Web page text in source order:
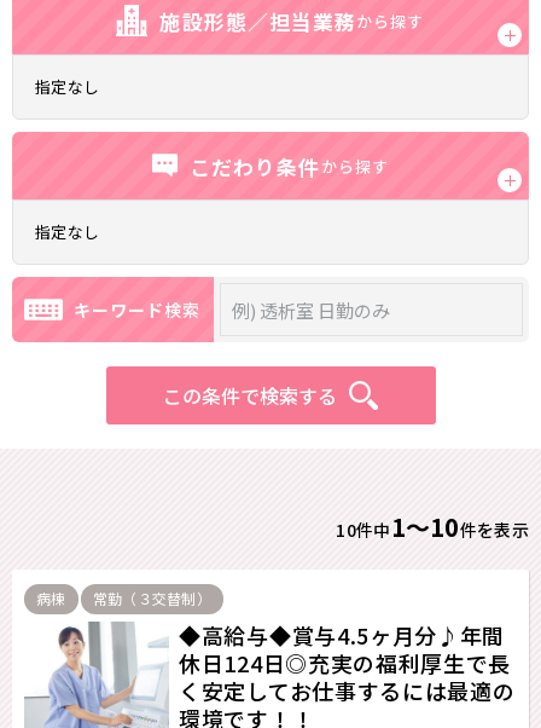
施設形態／担当業務から探す
指定なし
こだわり条件から探す
指定なし
キーワード検索
この条件で検索する
10件中 1〜10件を表示
病棟 常勤（３交替制）
◆高給与◆賞与4.5ヶ月分♪年間
休日124日◎充実の福利厚生で長
く安定してお仕事するには最適の
環境です！！